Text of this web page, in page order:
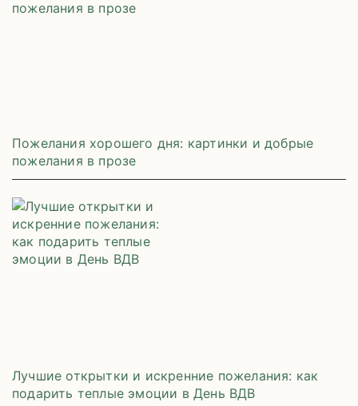
Пожелания хорошего дня: картинки и добрые
пожелания в прозе
Лучшие открытки и искренние пожелания: как
подарить теплые эмоции в День ВДВ